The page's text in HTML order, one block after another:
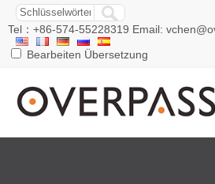
Tel：+86-574-55228319 Email:
Bearbeiten Übersetzung